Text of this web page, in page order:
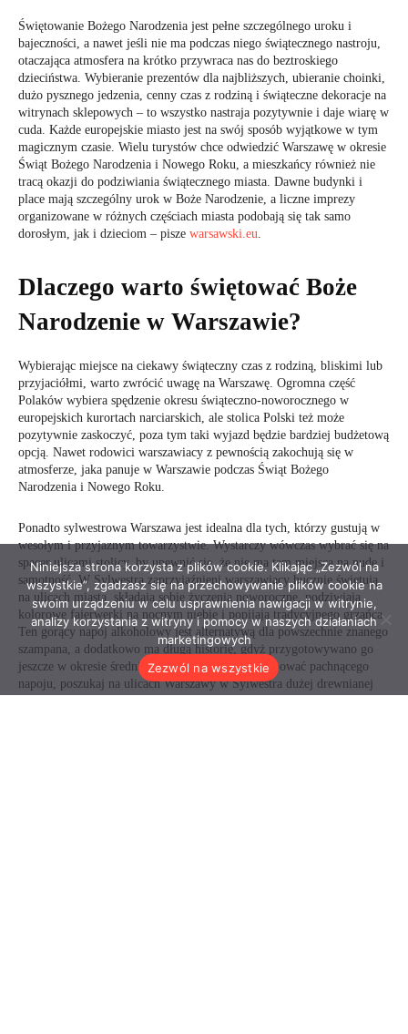
Niniejsza strona korzysta z plików cookie. Klikając „Zezwól na
wszystkie”, zgadzasz się na przechowywanie plików cookie na
swoim urządzeniu w celu usprawnienia nawigacji w witrynie,
analizy korzystania z witryny i pomocy w naszych działaniach
marketingowych
Zezwól na wszystkie